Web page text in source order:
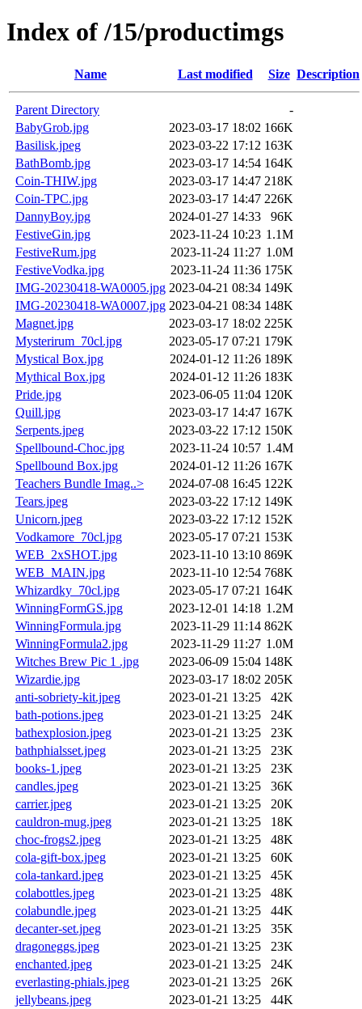
Index of /15/productimgs
Name Last modified Size Description
Parent Directory
-
BabyGrob.jpg
2023-03-17 18:02 166K
Basilisk.jpeg
2023-03-22 17:12 163K
BathBomb.jpg
2023-03-17 14:54 164K
Coin-THIW.jpg
2023-03-17 14:47 218K
Coin-TPC.jpg
2023-03-17 14:47 226K
DannyBoy.jpg
2024-01-27 14:33
96K
FestiveGin.jpg
2023-11-24 10:23 1.1M
FestiveRum.jpg
2023-11-24 11:27 1.0M
FestiveVodka.jpg
2023-11-24 11:36 175K
IMG-20230418-WA0005.jpg 2023-04-21 08:34 149K
IMG-20230418-WA0007.jpg 2023-04-21 08:34 148K
Magnet.jpg
2023-03-17 18:02 225K
Mysterirum_70cl.jpg
2023-05-17 07:21 179K
Mystical Box.jpg
2024-01-12 11:26 189K
Mythical Box.jpg
2024-01-12 11:26 183K
Pride.jpg
2023-06-05 11:04 120K
Quill.jpg
2023-03-17 14:47 167K
Serpents.jpeg
2023-03-22 17:12 150K
Spellbound-Choc.jpg
2023-11-24 10:57 1.4M
Spellbound Box.jpg
2024-01-12 11:26 167K
Teachers Bundle Imag..>
2024-07-08 16:45 122K
Tears.jpeg
2023-03-22 17:12 149K
Unicorn.jpeg
2023-03-22 17:12 152K
Vodkamore_70cl.jpg
2023-05-17 07:21 153K
WEB_2xSHOT.jpg
2023-11-10 13:10 869K
WEB_MAIN.jpg
2023-11-10 12:54 768K
Whizardky_70cl.jpg
2023-05-17 07:21 164K
WinningFormGS.jpg
2023-12-01 14:18 1.2M
WinningFormula.jpg
2023-11-29 11:14 862K
WinningFormula2.jpg
2023-11-29 11:27 1.0M
Witches Brew Pic 1 .jpg
2023-06-09 15:04 148K
Wizardie.jpg
2023-03-17 18:02 205K
anti-sobriety-kit.jpeg
2023-01-21 13:25
42K
bath-potions.jpeg
2023-01-21 13:25
24K
bathexplosion.jpeg
2023-01-21 13:25
23K
bathphialsset.jpeg
2023-01-21 13:25
23K
books-1.jpeg
2023-01-21 13:25
23K
candles.jpeg
2023-01-21 13:25
36K
carrier.jpeg
2023-01-21 13:25
20K
cauldron-mug.jpeg
2023-01-21 13:25
18K
choc-frogs2.jpeg
2023-01-21 13:25
48K
cola-gift-box.jpeg
2023-01-21 13:25
60K
cola-tankard.jpeg
2023-01-21 13:25
45K
colabottles.jpeg
2023-01-21 13:25
48K
colabundle.jpeg
2023-01-21 13:25
44K
decanter-set.jpeg
2023-01-21 13:25
35K
dragoneggs.jpeg
2023-01-21 13:25
23K
enchanted.jpeg
2023-01-21 13:25
24K
everlasting-phials.jpeg
2023-01-21 13:25
26K
jellybeans.jpeg
2023-01-21 13:25
44K